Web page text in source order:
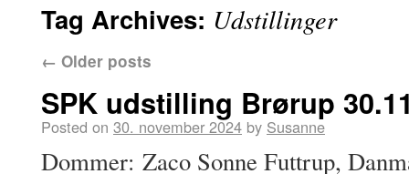
Tag Archives: Udstillinger
← Older posts
SPK udstilling Brørup
Posted on 30. november 2024 by Susanne
Dommer: Zaco Sonne Futtrup,